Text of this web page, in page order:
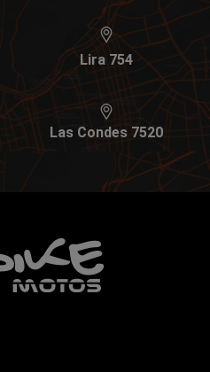
Lira 754
Las Condes 7520